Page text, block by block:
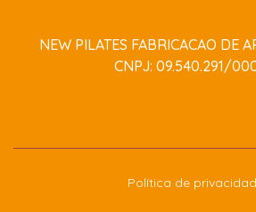
NEW PILATES FABRICACAO DE
CNPJ: 09.540.291/
Política de